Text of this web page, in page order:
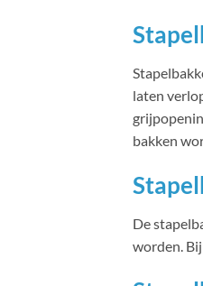
laten
bakken
De
worden.